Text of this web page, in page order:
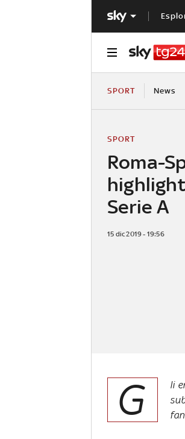
SPORT News
Roma-
Serie A
SPORT
15 dic 2019 - 19:56
G
li